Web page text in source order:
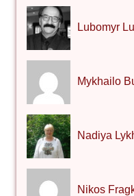
Lubomyr
Mykhailo
Nadiya
Nikos